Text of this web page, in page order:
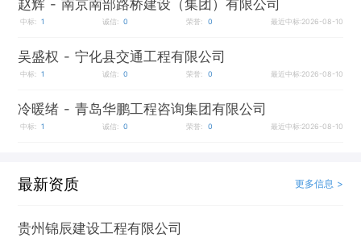
赵辉 - 南京南部路桥建设（集团）有限公司
中标: 1 诚信: 0 荣誉: 0 最近中标:2026-08-10
吴盛权 - 宁化县交通工程有限公司
中标: 1 诚信: 0 荣誉: 0 最近中标:2026-08-10
冷暖绪 - 青岛华鹏工程咨询集团有限公司
中标: 1 诚信: 0 荣誉: 0 最近中标:2026-08-10
最新资质 更多信息 >
贵州锦辰建设工程有限公司